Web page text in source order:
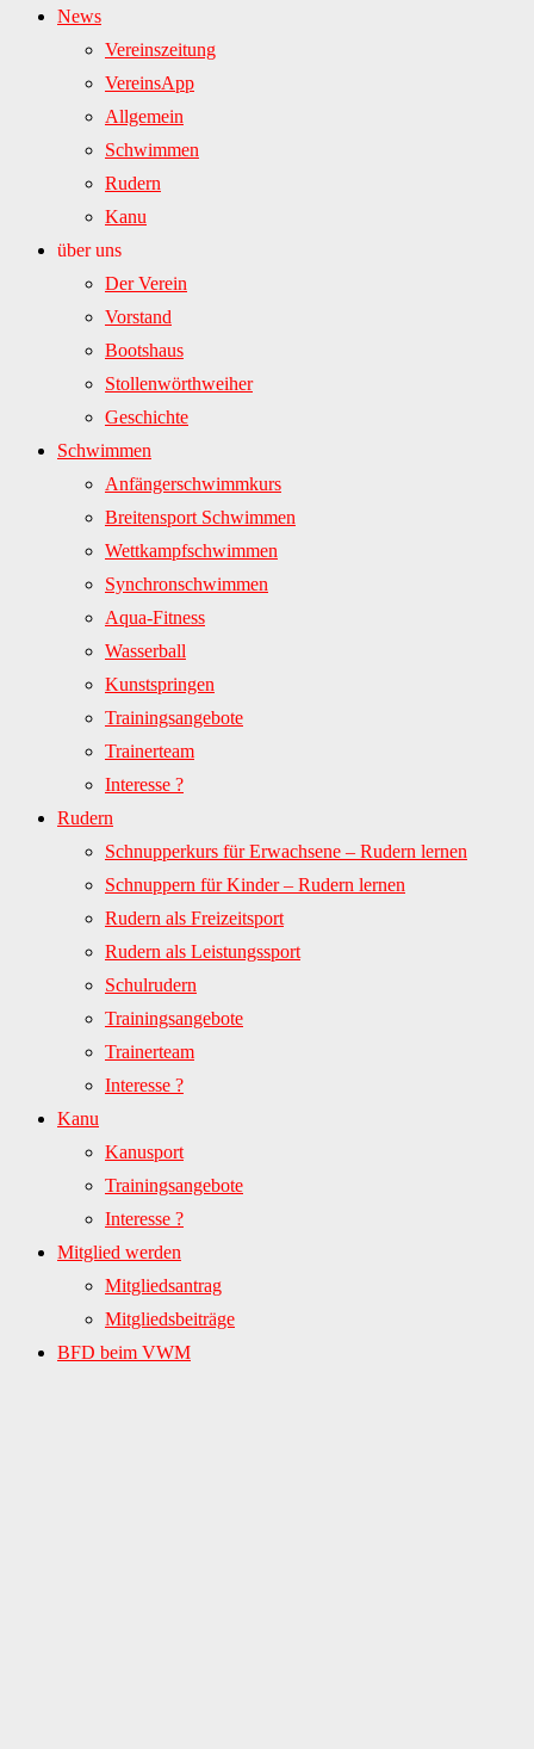
News
Vereinszeitung
VereinsApp
Allgemein
Schwimmen
Rudern
Kanu
über uns
Der Verein
Vorstand
Bootshaus
Stollenwörthweiher
Geschichte
Schwimmen
Anfängerschwimmkurs
Breitensport Schwimmen
Wettkampfschwimmen
Synchronschwimmen
Aqua-Fitness
Wasserball
Kunstspringen
Trainingsangebote
Trainerteam
Interesse ?
Rudern
Schnupperkurs für Erwachsene – Rudern lernen
Schnuppern für Kinder – Rudern lernen
Rudern als Freizeitsport
Rudern als Leistungssport
Schulrudern
Trainingsangebote
Trainerteam
Interesse ?
Kanu
Kanusport
Trainingsangebote
Interesse ?
Mitglied werden
Mitgliedsantrag
Mitgliedsbeiträge
BFD beim VWM